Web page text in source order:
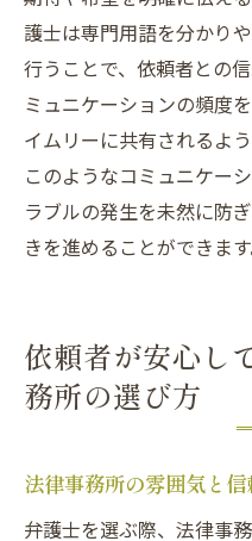
護士は専門用語を分かり
行うことで、依頼者との
ミュニケーションの頻度
イムリーに共有されるよ
このようなコミュニケー
ラブルの発生を未然に防
きを進めることができます
依頼者が安心し
務所の選び方
法律事務所の雰囲気と
弁護士を選ぶ際、法律事